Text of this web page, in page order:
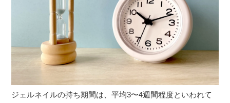
ジェルネイルの持ち期間は、平均3〜4週間程度といわれて